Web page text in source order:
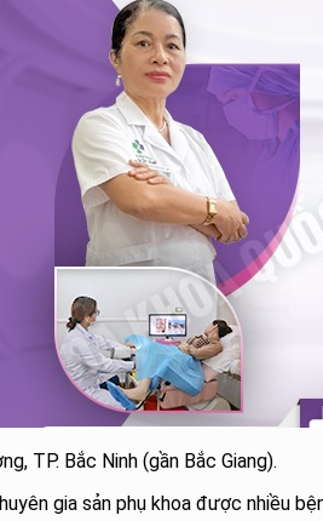
TP. Bắc Ninh (gần Bắc Giang).
gia sản phụ khoa được nhiều